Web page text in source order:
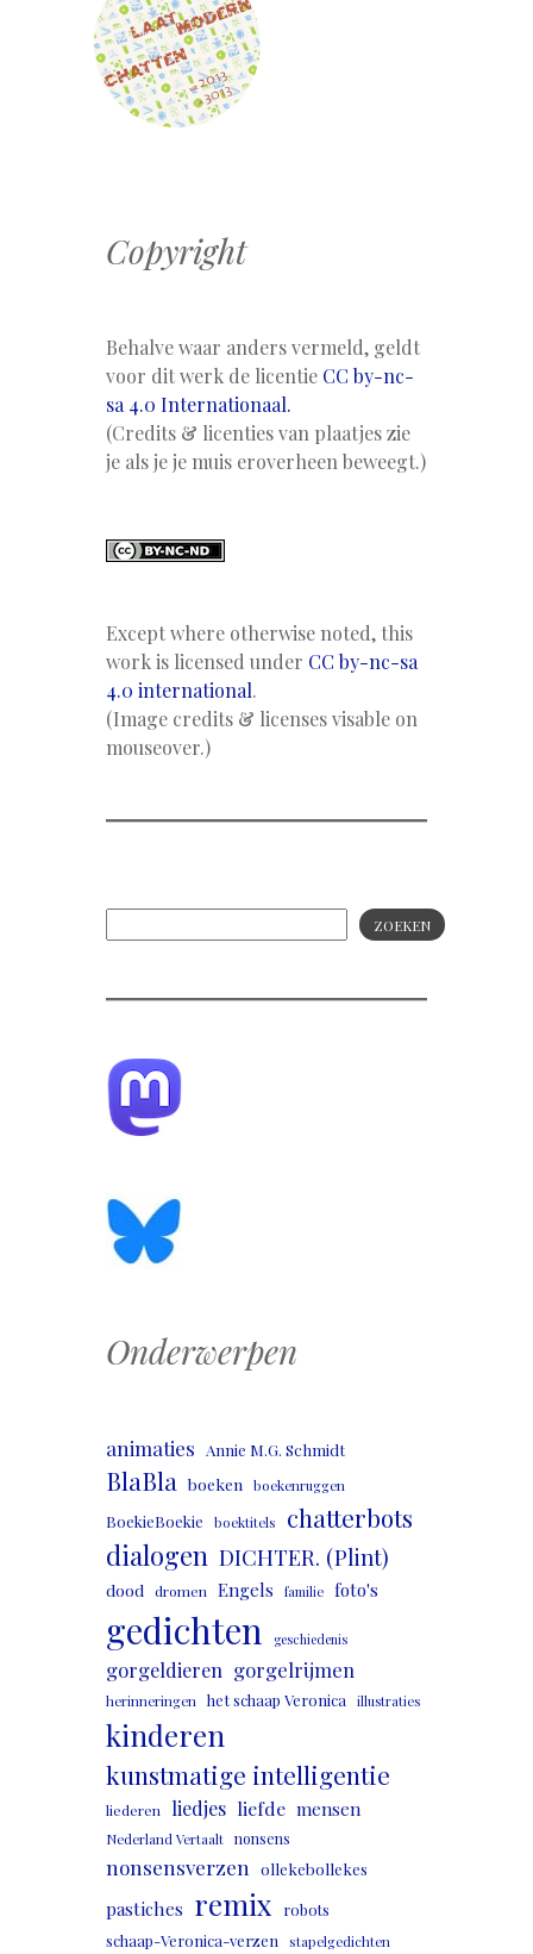
Copyright
Behalve waar anders vermeld, geldt
voor dit werk de licentie CC by-nc-
sa 4.0 Internationaal.
(Credits & licenties van plaatjes zie
je als je je muis eroverheen beweegt.)
Except where otherwise noted, this
work is licensed under CC by-nc-sa
4.0 international.
(Image credits & licenses visable on
mouseover.)
ZOEKEN
Onderwerpen
animaties Annie M.G. Schmidt
BlaBla boeken boekenruggen
BoekieBoekie boektitels chatterbots
dialogen DICHTER. (Plint)
dood dromen Engels familie foto's
gedichten geschiedenis
gorgeldieren gorgelrijmen
herinneringen het schaap Veronica illustraties
kinderen
kunstmatige intelligentie
liederen liedjes liefde mensen
Nederland Vertaalt nonsens
nonsensverzen ollekebollekes
pastiches remix
robots
schaap-Veronica-verzen stapelgedichten